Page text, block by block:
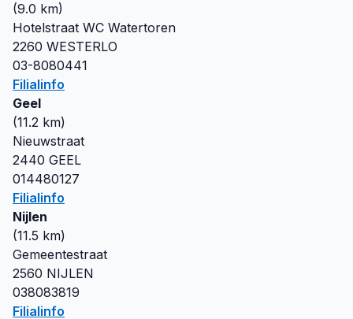
(9.0 km)
Hotelstraat WC Watertoren
2260 WESTERLO
03-8080441
Filialinfo
Geel
(11.2 km)
Nieuwstraat
2440 GEEL
014480127
Filialinfo
Nijlen
(11.5 km)
Gemeentestraat
2560 NIJLEN
038083819
Filialinfo